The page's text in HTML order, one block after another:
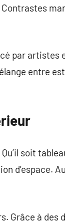
par artistes
entre
soit
d’espace.
Grâce à des